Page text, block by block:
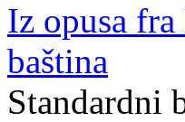
Iz opusa
baština
Standardni